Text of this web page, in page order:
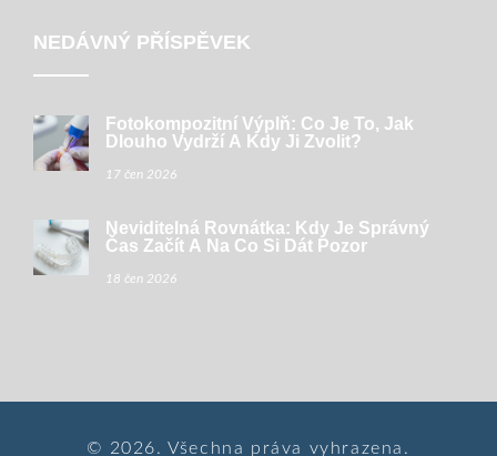
NEDÁVNÝ PŘÍSPĚVEK
Fotokompozitní Výplň: Co Je To, Jak
Dlouho Vydrží A Kdy Ji Zvolit?
17 čen 2026
Neviditelná Rovnátka: Kdy Je Správný
Čas Začít A Na Co Si Dát Pozor
18 čen 2026
© 2026. Všechna práva vyhrazena.